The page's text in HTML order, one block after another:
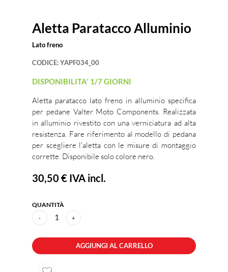
Aletta Paratacco Alluminio
Lato freno
CODICE:YAPF034_00
DISPONIBILITA' 1/7 GIORNI
Aletta paratacco lato freno in alluminio specifica
per pedane Valter Moto Components. Realizzata
in alluminio rivestito con una verniciatura ad alta
resistenza. Fare riferimento al modello di pedana
per scegliere l'aletta con le misure di montaggio
corrette. Disponibile solo colore nero.
30,50 € IVA incl.
QUANTITÀ
- 1 +
AGGIUNGI AL CARRELLO